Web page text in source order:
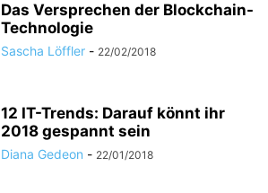
Das Versprechen der Blockchain-
Technologie
Sascha Löffler - 22/02/2018
12 IT-Trends: Darauf könnt ihr
2018 gespannt sein
Diana Gedeon - 22/01/2018